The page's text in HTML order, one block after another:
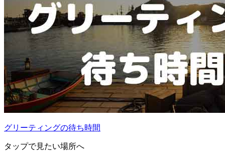
グリーティングの待ち時間
タップで見たい場所へ